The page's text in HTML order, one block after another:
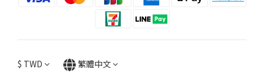
$ TWD 繁體中文